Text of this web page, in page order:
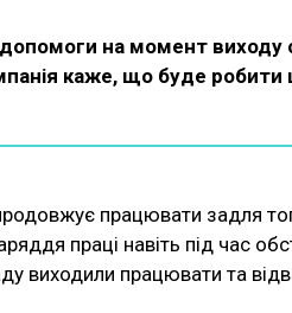
на момент виходу
каже, що буде робити
працювати задля
праці навіть під час
виходили працювати та